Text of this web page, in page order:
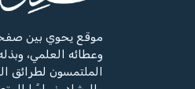
موقع يحوي بين
وعطائه العلمي،
الملتمسون لطرائق